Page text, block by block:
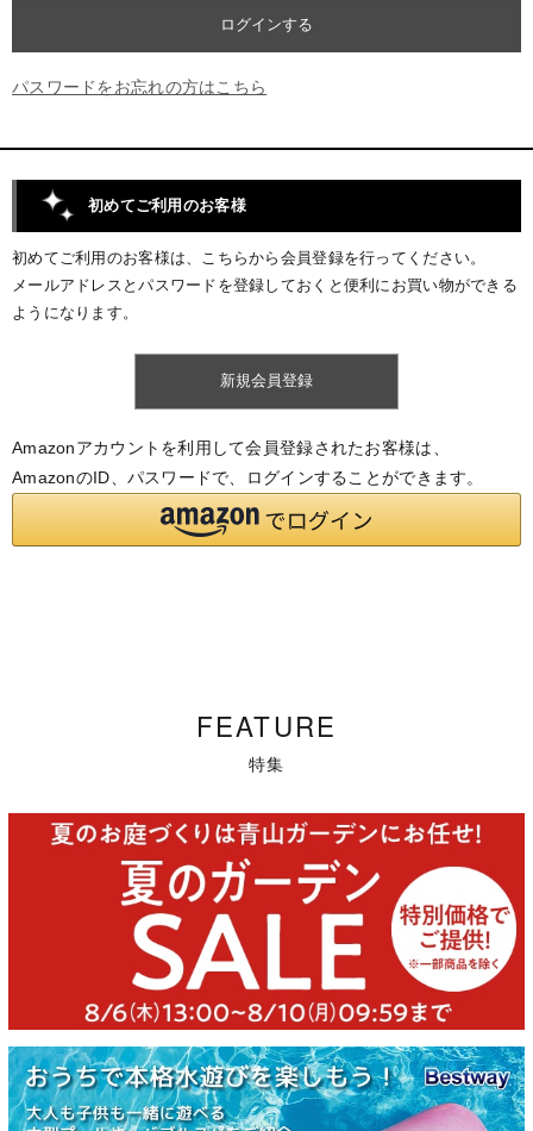
パスワードをお忘れの方はこちら
初めてご利用のお客様
初めてご利用のお客様は、こちらから会員登録を行ってください。
メールアドレスとパスワードを登録しておくと便利にお買い物ができる
ようになります。
Amazonアカウントを利用して会員登録されたお客様は、
AmazonのID、パスワードで、ログインすることができます。
FEATURE
特集